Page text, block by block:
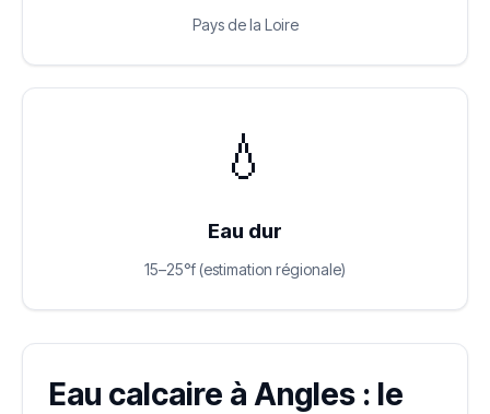
Pays de la Loire
💧
Eau dur
15–25°f (estimation régionale)
Eau calcaire à Angles : le